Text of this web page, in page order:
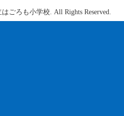
ごろも小学校. All Rights Reserved.